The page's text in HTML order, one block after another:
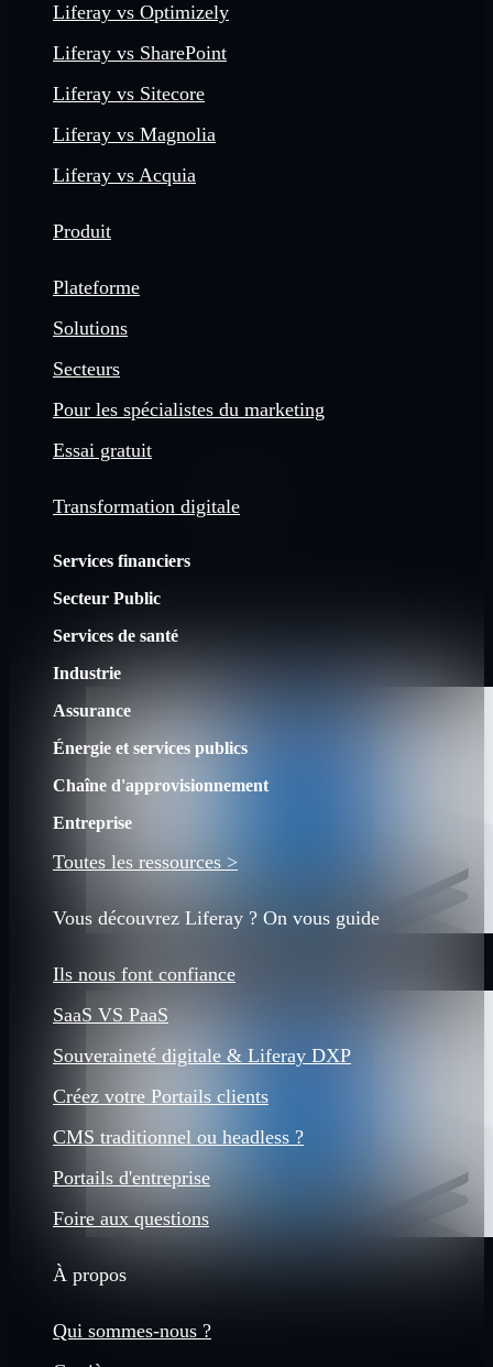
Liferay vs Optimizely
Liferay vs SharePoint
Liferay vs Sitecore
Liferay vs Magnolia
Liferay vs Acquia
Produit
Plateforme
Solutions
Secteurs
Pour les spécialistes du marketing
Essai gratuit
Transformation digitale
Services financiers
Secteur Public
Services de santé
Industrie
Assurance
Énergie et services publics
Chaîne d'approvisionnement
Entreprise
Toutes les ressources >
Vous découvrez Liferay ? On vous guide
Ils nous font confiance
SaaS VS PaaS
Souveraineté digitale & Liferay DXP
Créez votre Portails clients
CMS traditionnel ou headless ?
Portails d'entreprise
Foire aux questions
À propos
Qui sommes-nous ?